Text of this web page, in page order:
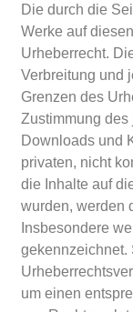
Die durch die
Werke auf
Urheberrecht.
Verbreitung und
Grenzen des
Zustimmung des
Downloads und
privaten, nicht
die Inhalte auf
wurden, werden
Insbesondere
gekennzeichnet.
um einen